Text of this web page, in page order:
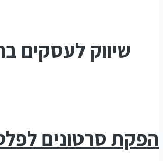
שיווק לעסקים
הפקת סרטונים